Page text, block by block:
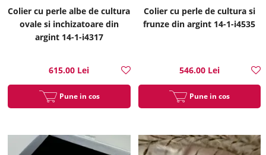
Colier cu perle albe de cultura
ovale si inchizatoare din
argint 14-1-i4317
615.00 Lei
Pune in cos
Colier cu perle de cultura si
frunze din argint 14-1-i4535
546.00 Lei
Pune in cos